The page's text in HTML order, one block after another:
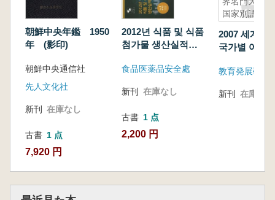
朝鮮中央年鑑 1950
年 (影印)
朝鮮中央通信社
先人文化社
新刊 在庫なし
古書 1 点
7,920 円
2012년 식품 및 식품
첨가물 생산실적
品添加物生産実績)
食品医薬品安全處
新刊 在庫なし
古書 1 点
2,200 円
国家別語学
2007 세계 명
국가별 어학
語学研修年
教育発展研究
新刊 在庫なし